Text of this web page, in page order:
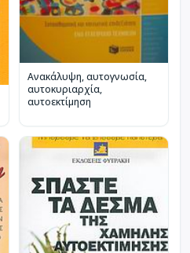
Ανακάλυψη, αυτογνωσία,
αυτοκυριαρχία,
αυτοεκτίμηση